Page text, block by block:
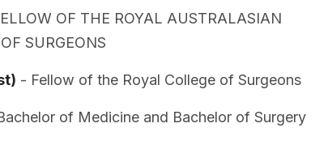
OF THE ROYAL AUSTRALASIAN
SURGEONS
- Fellow of the Royal College of Surgeons
of Medicine and Bachelor of Surgery